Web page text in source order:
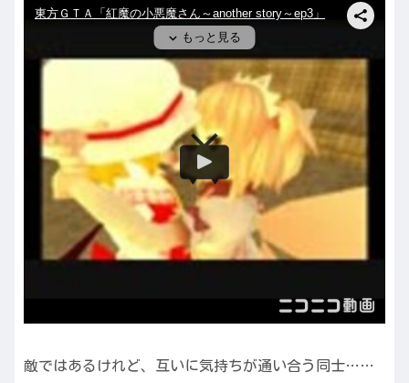
敵ではあるけれど、互いに気持ちが通い合う同士……